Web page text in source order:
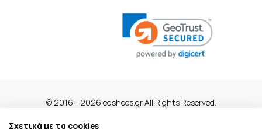
© 2016 - 2026 eqshoes.gr All Rights Reserved.
Σχετικά με τα cookies